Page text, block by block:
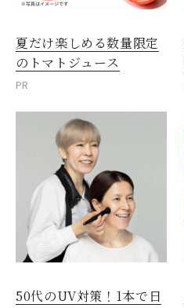
夏だけ楽しめる数量限定
のトマトジュース
PR
50代のUV対策！1本で日